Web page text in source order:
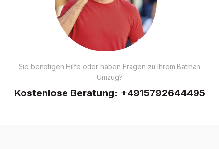
Sie benötigen Hilfe oder haben Fragen zu Ihrem Batman
Umzug?
Kostenlose Beratung: +4915792644495